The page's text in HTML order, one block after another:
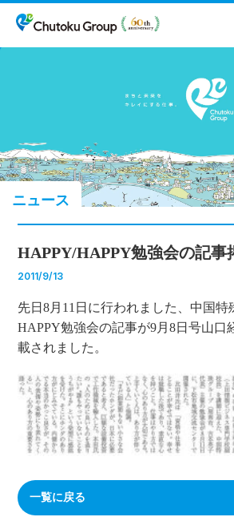
ニュース
HAPPY/HAPPY勉強会の記事
2011/9/13
先日8月11日に行われました、中国特
HAPPY勉強会の記事が9月8日号山口
載されました。
一覧に戻る